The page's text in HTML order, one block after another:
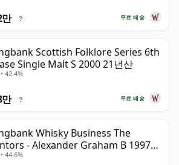
무료 배송
?
Scottish Folklore Series 6th
Single Malt S 2000 21년산
42.4%
무료 배송
?
Whisky Business The
- Alexander Graham B 1997
44.6%